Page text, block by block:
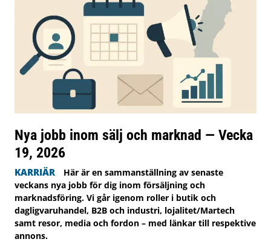
Nya jobb inom sälj och marknad — Vecka
19, 2026
KARRIÄR
Här är en sammanställning av senaste
veckans nya jobb för dig inom försäljning och
marknadsföring. Vi går igenom roller i butik och
dagligvaruhandel, B2B och industri, lojalitet/Martech
samt resor, media och fordon – med länkar till respektive
annons.